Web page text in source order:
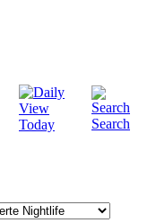
Today Search